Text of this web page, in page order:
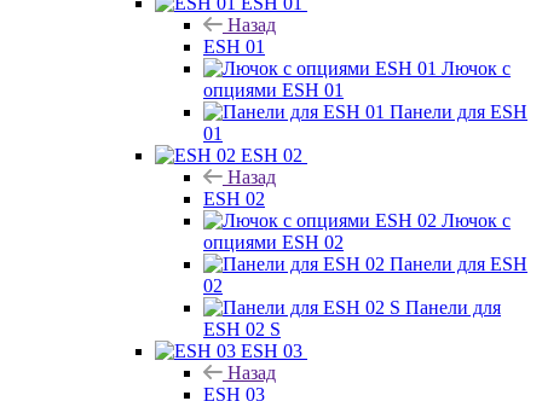
Назад
ESH 01
Лючок с
опциями ESH 01
Панели для ESH
01
ESH 02
Назад
ESH 02
Лючок с
опциями ESH 02
Панели для ESH
02
Панели для
ESH 02 S
ESH 03
Назад
ESH 03